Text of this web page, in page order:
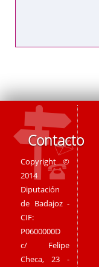
Contacto
Copyright ©
2014
Diputación
de Badajoz -
CIF:
P0600000D
c/ Felipe
Checa, 23 -